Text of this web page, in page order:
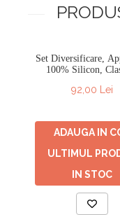
Set Diversificare,
100% Silicon,
92,00 Lei
ADAUGA IN
ULTIMUL
IN STOC